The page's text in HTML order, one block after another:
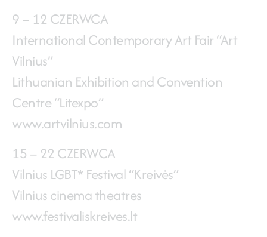
9 – 12 CZERWCA
International Contemporary Art Fair “Art
Vilnius”
Lithuanian Exhibition and Convention
Centre “Litexpo”
www.artvilnius.com
15 – 22 CZERWCA
Vilnius LGBT* Festival “Kreivės”
Vilnius cinema theatres
www.festivaliskreives.lt